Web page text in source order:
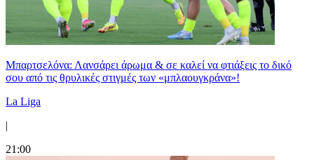
Μπαρτσελόνα: Λανσάρει άρωμα & σε καλεί να φτιάξεις το δικό
σου από τις θρυλικές στιγμές των «μπλαουγκράνα»!
La Liga
|
21:00